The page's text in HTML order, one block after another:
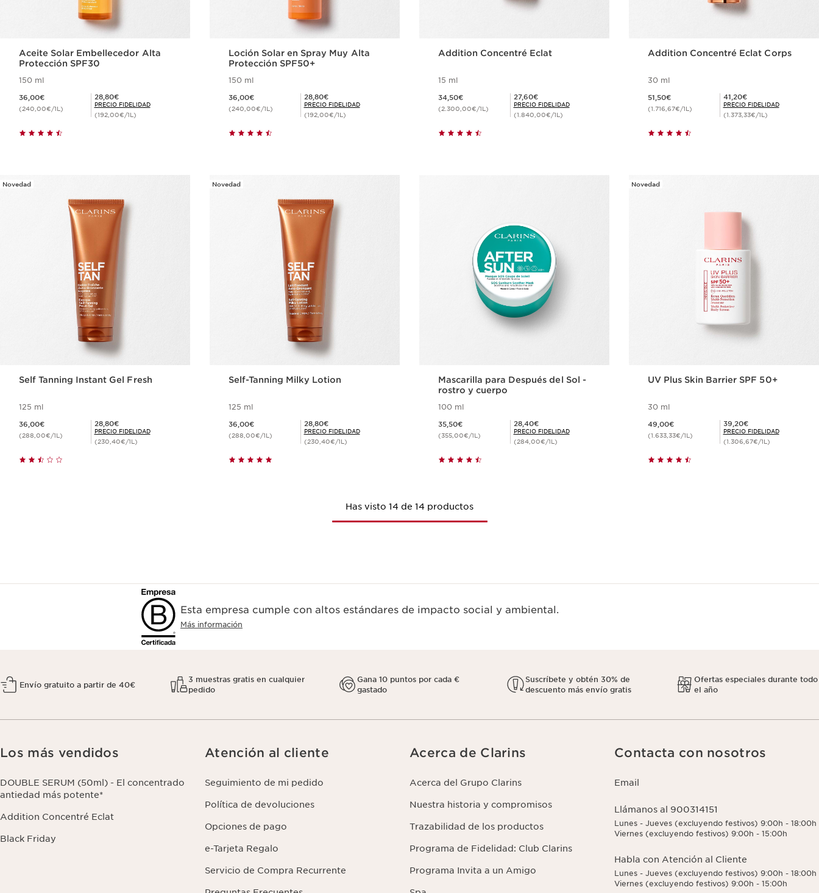
Aceite Solar Embellecedor Alta
Protección SPF30
150 ml
36,00€
(240,00€/1L)
Precio Fidelidad 28,80€
28,80€
PRECIO FIDELIDAD
(192,00€/1L)
Loción Solar en Spray Muy Alta
Protección SPF50+
150 ml
36,00€
(240,00€/1L)
Precio Fidelidad 28,80€
28,80€
PRECIO FIDELIDAD
(192,00€/1L)
Addition Concentré Eclat
15 ml
34,50€
(2.300,00€/1L)
Precio Fidelidad 27,60€
27,60€
PRECIO FIDELIDAD
(1.840,00€/1L)
Addition Concentré Eclat Corps
30 ml
51,50€
(1.716,67€/1L)
Precio Fidelidad 41,20€
41,20€
PRECIO FIDELIDAD
(1.373,33€/1L)
Novedad
Self Tanning Instant Gel Fresh
125 ml
36,00€
(288,00€/1L)
Precio Fidelidad 28,80€
28,80€
PRECIO FIDELIDAD
(230,40€/1L)
Novedad
Self-Tanning Milky Lotion
125 ml
36,00€
(288,00€/1L)
Precio Fidelidad 28,80€
28,80€
PRECIO FIDELIDAD
(230,40€/1L)
Mascarilla para Después del Sol -
rostro y cuerpo
100 ml
35,50€
(355,00€/1L)
Precio Fidelidad 28,40€
28,40€
PRECIO FIDELIDAD
(284,00€/1L)
Novedad
UV Plus Skin Barrier SPF 50+
30 ml
49,00€
(1.633,33€/1L)
Precio Fidelidad 39,20€
39,20€
PRECIO FIDELIDAD
(1.306,67€/1L)
Has visto 14 de 14 productos
Esta empresa cumple con altos estándares de impacto social y ambiental.
Más información
Envío gratuito a partir de 40€
3 muestras gratis en cualquier
pedido
Gana 10 puntos por cada €
gastado
Suscríbete y obtén 30% de
descuento más envío gratis
Ofertas especiales durante todo
el año
Los más vendidos
DOUBLE SERUM (50ml) - El concentrado
antiedad más potente*
Addition Concentré Eclat
Black Friday
Atención al cliente
Seguimiento de mi pedido
Política de devoluciones
Opciones de pago
e-Tarjeta Regalo
Servicio de Compra Recurrente
Acerca de Clarins
Acerca del Grupo Clarins
Nuestra historia y compromisos
Trazabilidad de los productos
Programa de Fidelidad: Club Clarins
Programa Invita a un Amigo
Contacta con nosotros
Email
Llámanos al 900314151
Lunes - Jueves (excluyendo festivos) 9:00h - 18:00h
Viernes (excluyendo festivos) 9:00h - 15:00h
Habla con Atención al Cliente
Lunes - Jueves (excluyendo festivos) 9:00h - 18:00h
Viernes (excluyendo festivos) 9:00h - 15:00h